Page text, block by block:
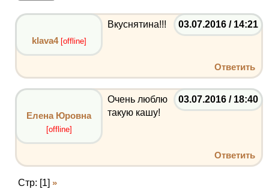
03.07.2016 / 14:21
klava4 [offline]
Вкуснятина!!!
Ответить
03.07.2016 / 18:40
Елена Юровна
[offline]
Очень люблю
такую кашу!
Ответить
Стр: [1] »